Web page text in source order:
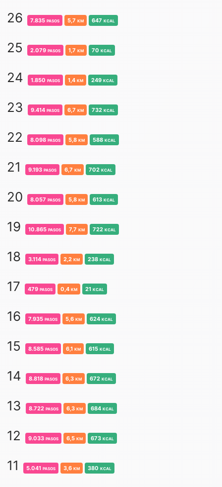
26 7.835 pasos 5,7 km 647 kcal
25 2.079 pasos 1,7 km 70 kcal
24 1.850 pasos 1,4 km 249 kcal
23 9.414 pasos 6,7 km 732 kcal
22 8.098 pasos 5,8 km 588 kcal
21 9.193 pasos 6,7 km 702 kcal
20 8.057 pasos 5,8 km 613 kcal
19 10.865 pasos 7,7 km 722 kcal
18 3.114 pasos 2,2 km 238 kcal
17 479 pasos 0,4 km 21 kcal
16 7.935 pasos 5,6 km 624 kcal
15 8.585 pasos 6,1 km 615 kcal
14 8.818 pasos 6,3 km 672 kcal
13 8.722 pasos 6,3 km 684 kcal
12 9.033 pasos 6,5 km 673 kcal
11 5.041 pasos 3,6 km 380 kcal